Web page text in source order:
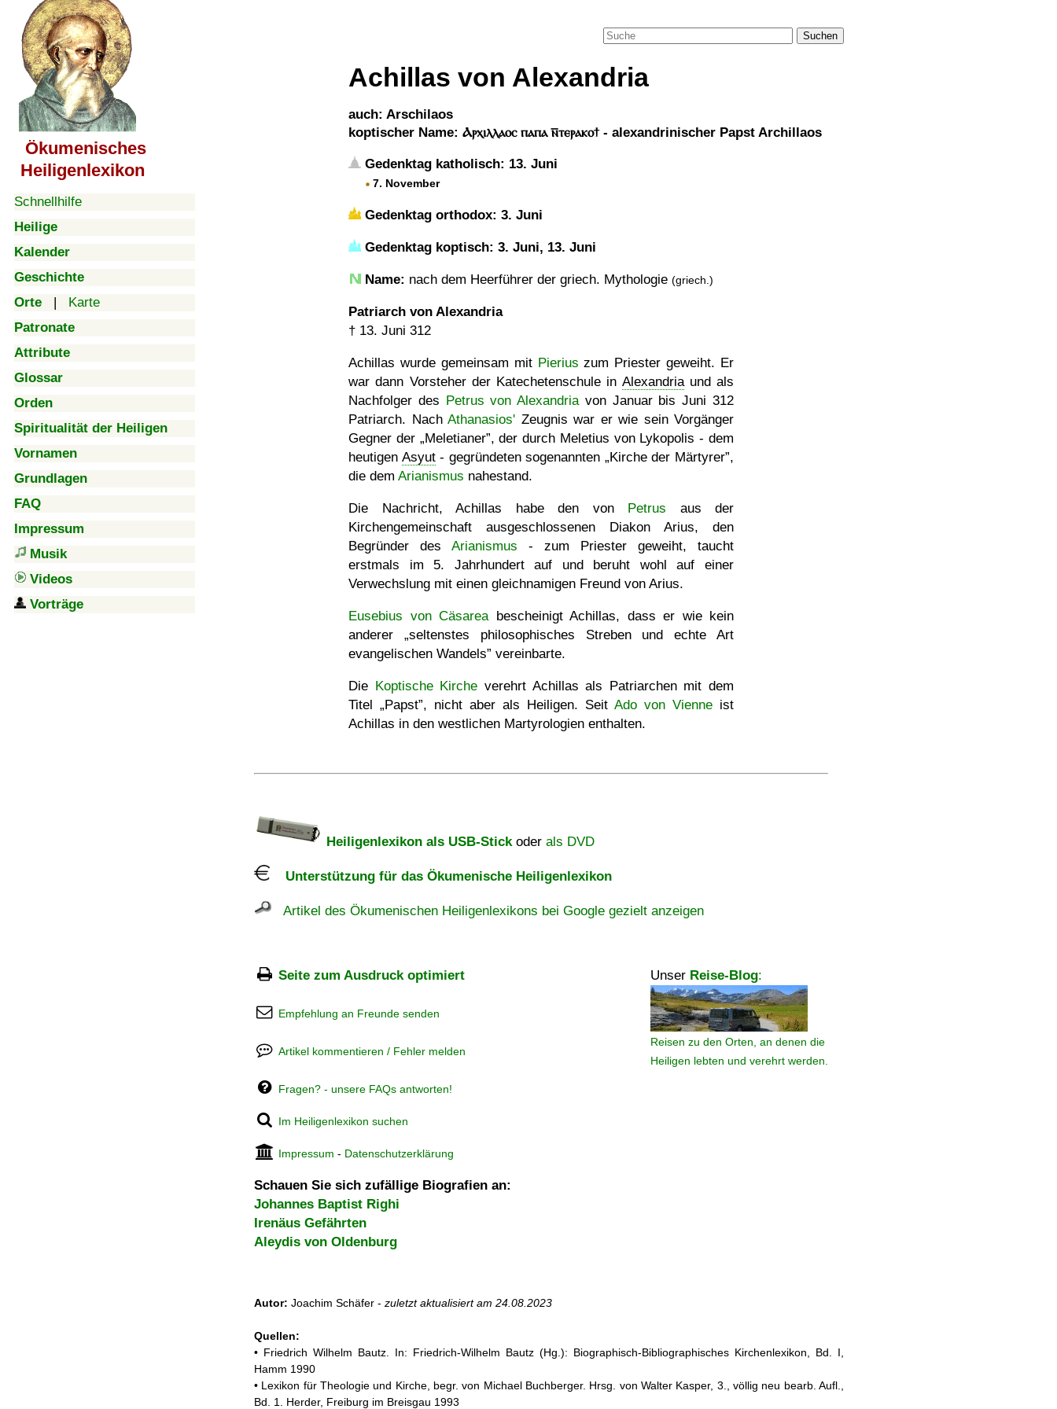
Ökumenisches
Heiligenlexikon
Schnellhilfe
Heilige
Kalender
Geschichte
Orte | Karte
Patronate
Attribute
Glossar
Orden
Spiritualität der Heiligen
Vornamen
Grundlagen
FAQ
Impressum
Musik
Videos
Vorträge
Suchen
Achillas von Alexandria
auch: Arschilaos
koptischer Name: Ⲁⲣⲭⲓⲗⲗⲁⲟⲥ ⲡⲁⲡⲁ ⲛ︦ⲧⲉⲣⲁⲕⲟϯ - alexandrinischer Papst Archillaos
Gedenktag katholisch: 13. Juni
7. November
Gedenktag orthodox: 3. Juni
Gedenktag koptisch: 3. Juni, 13. Juni
Name: nach dem Heerführer der griech. Mythologie (griech.)
Patriarch von Alexandria
† 13. Juni 312
Achillas wurde gemeinsam mit Pierius zum Priester geweiht. Er
war dann Vorsteher der Katechetenschule in Alexandriaund als
Nachfolger des Petrus von Alexandriavon Januar bis Juni 312
Patriarch. Nach Athanasios' Zeugnis war er wie sein Vorgänger
Gegner der
Meletianer , der durch Meletius von Lykopolis - dem
heutigen Asyut- gegründeten sogenannten Kirche der Märtyrer ,
die dem Arianismus nahestand.
Die Nachricht, Achillas habe den von Petrus aus der
Kirchengemeinschaft ausgeschlossenen Diakon Arius, den
Begründer des Arianismus - zum Priester geweiht, taucht
erstmals im 5. Jahrhundert auf und beruht wohl auf einer
Verwechslung mit einen gleichnamigen Freund von Arius.
Eusebius von Cäsareabescheinigt Achillas, dass er wie kein
anderer
seltenstes philosophisches Streben und echte Art
evangelischen Wandels
vereinbarte.
Die Koptische Kirche verehrt Achillas als Patriarchen mit dem
Titel
Papst , nicht aber als Heiligen. Seit Ado von Vienne ist
Achillas in den westlichen Martyrologien enthalten.
Heiligenlexikon als USB-Stickoder als DVD
Unterstützung für das Ökumenische Heiligenlexikon
Artikel des Ökumenischen Heiligenlexikons bei Google gezielt anzeigen
Seite zum Ausdruck optimiert Unser Reise-Blog:
Reisen zu den Orten, an denen die
Heiligen lebten und verehrt werden.
Empfehlung an Freunde senden
Artikel kommentieren / Fehler melden
Fragen? - unsere FAQs antworten!
Im Heiligenlexikon suchen
Impressum - Datenschutzerklärung
Schauen Sie sich zufällige Biografien an:
Johannes Baptist Righi
Irenäus Gefährten
Aleydis von Oldenburg
Autor: Joachim Schäfer - zuletzt aktualisiert am 24.08.2023
Quellen:
• Friedrich Wilhelm Bautz. In: Friedrich-Wilhelm Bautz (Hg.): Biographisch-Bibliographisches Kirchenlexikon, Bd. I,
Hamm 1990
• Lexikon für Theologie und Kirche, begr. von Michael Buchberger. Hrsg. von Walter Kasper, 3., völlig neu bearb. Aufl.,
Bd. 1. Herder, Freiburg im Breisgau 1993